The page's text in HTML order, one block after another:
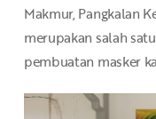
Makmur, Pangkalan
merupakan salah
pembuatan masker